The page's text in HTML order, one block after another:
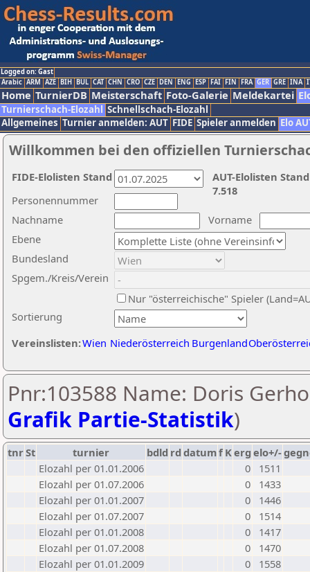
Logged on: Gast
Arabic ARM AZE BIH BUL CAT CHN CRO CZE DEN ENG ESP FAI FIN FRA GER GRE INA
Home TurnierDB Meisterschaft Foto-Galerie Meldekartei
Turnierschach-Elozahl Schnellschach-Elozahl
Allgemeines Turnier anmelden: AUT FIDE Spieler anmelden Elo
Willkommen bei den offiziellen
Nachname
Vorname
Ebene
Sortierung
Personennummer
Bundesland
Spgem./Kreis/Verein
Nur "österreichische" Spieler
Vereinslisten:Wien Niederösterreich Burgenland
AUT-Elolisten
7.518
FIDE-Elolisten Stand
Pnr:103588 Name: Doris
Grafik Partie-Statistik)
tnrSt turnier bdld rd datumf Kerg elo+/-
Elozahl per 01.01.2006
0
1511
Elozahl per 01.07.2006
0
1433
Elozahl per 01.01.2007
0
1446
Elozahl per 01.07.2007
0
1514
Elozahl per 01.01.2008
0
1417
Elozahl per 01.07.2008
0
1470
Elozahl per 01.01.2009
0
1558